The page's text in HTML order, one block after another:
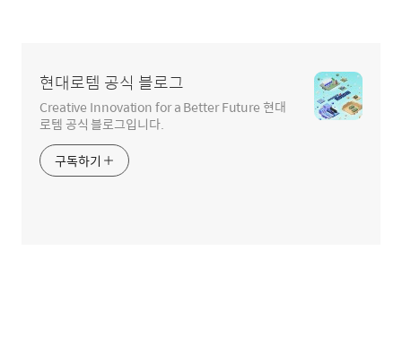
현대로템 공식 블로그
Creative Innovation for a Better Future 현대
로템 공식 블로그입니다.
구독하기